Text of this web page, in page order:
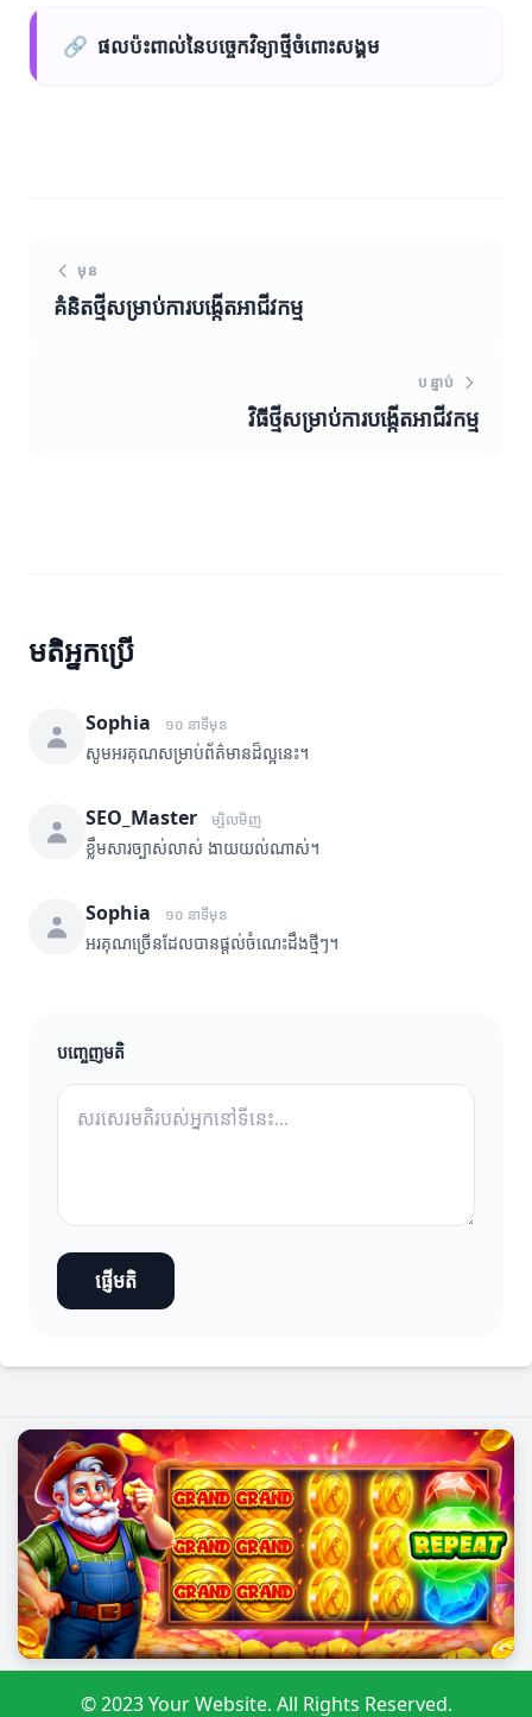
🔗 ផលប៉ះពាល់នៃបច្ចេកវិទ្យាថ្មីចំពោះសង្គម
មុន
គំនិតថ្មីសម្រាប់ការបង្កើតអាជីវកម្ម
បន្ទាប់
វិធីថ្មីសម្រាប់ការបង្កើតអាជីវកម្ម
មតិអ្នកប្រើ
Sophia ១០ នាទីមុន
សូមអរគុណសម្រាប់ព័ត៌មានដ៏ល្អនេះ។
SEO_Master ម្សិលមិញ
ខ្លឹមសារច្បាស់លាស់ ងាយយល់ណាស់។
Sophia ១០ នាទីមុន
អរគុណច្រើនដែលបានផ្តល់ចំណេះដឹងថ្មីៗ។
បញ្ចេញមតិ
ផ្ញើមតិ
© 2023 Your Website. All Rights Reserved.